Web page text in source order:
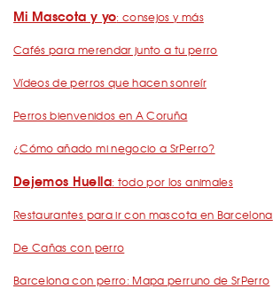
Mi Mascota y yo: consejos y más
Cafés para merendar junto a tu perro
Vídeos de perros que hacen sonreír
Perros bienvenidos en A Coruña
¿Cómo añado mi negocio a SrPerro?
Dejemos Huella: todo por los animales
Restaurantes para ir con mascota en Barcelona
De Cañas con perro
Barcelona con perro: Mapa perruno de SrPerro